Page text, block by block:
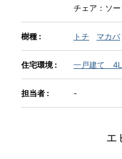
MOKUBA
よくあるご質問
チェア：ソ
樹種 : トチ マカバ
住宅環境 : 一戸建て
担当者 : -
エ